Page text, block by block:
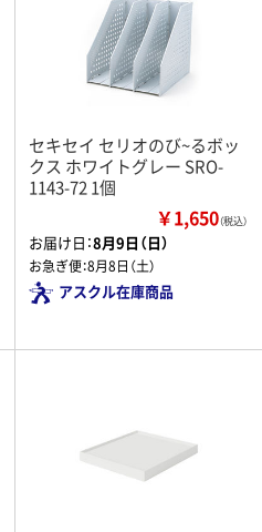
セキセイ セリオのび~るボッ
クス ホワイトグレー SRO-
1143-72 1個
￥1,650（税込）
お届け日：8月9日（日）
お急ぎ便：8月8日（土）
アスクル在庫商品